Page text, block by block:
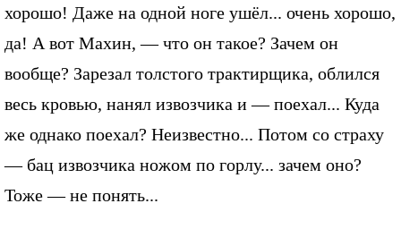
хорошо! Даже на одной ноге ушёл... очень хорошо,
да! А вот Махин, — что он такое? Зачем он
вообще? Зарезал толстого трактирщика, облился
весь кровью, нанял извозчика и — поехал... Куда
же однако поехал? Неизвестно... Потом со страху
— бац извозчика ножом по горлу... зачем оно?
Тоже — не понять...